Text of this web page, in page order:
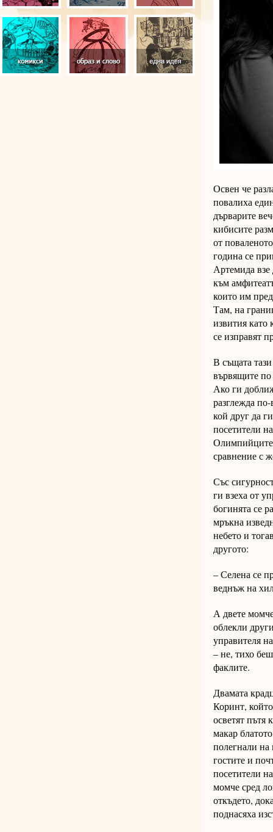
Освен че
повалиха
дърварите
кибисите
от
година се
Артемида
към
които им
Там, на
извития
се изправят
В същата
вървящите по
Ако ги
разглежда
кой друг да
посетители
Олимпийците
сравнение с
Със
ги взеха от
богинята се
мръкна
небето и
другото:
– Селена се
веднъж на
А двете
облекли
управителя
– не, тихо
факлите.
Двамата
Коринт,
осветят пътя
макар
полегнали на
гостите и
посетители
момче сред
откъдето,
поднасяха